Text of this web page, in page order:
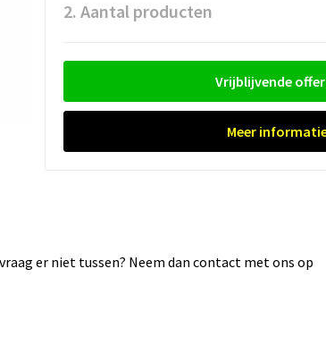
2. Aantal producten
Vrijblijvende
Meer
er niet tussen? Neem dan contact met ons op